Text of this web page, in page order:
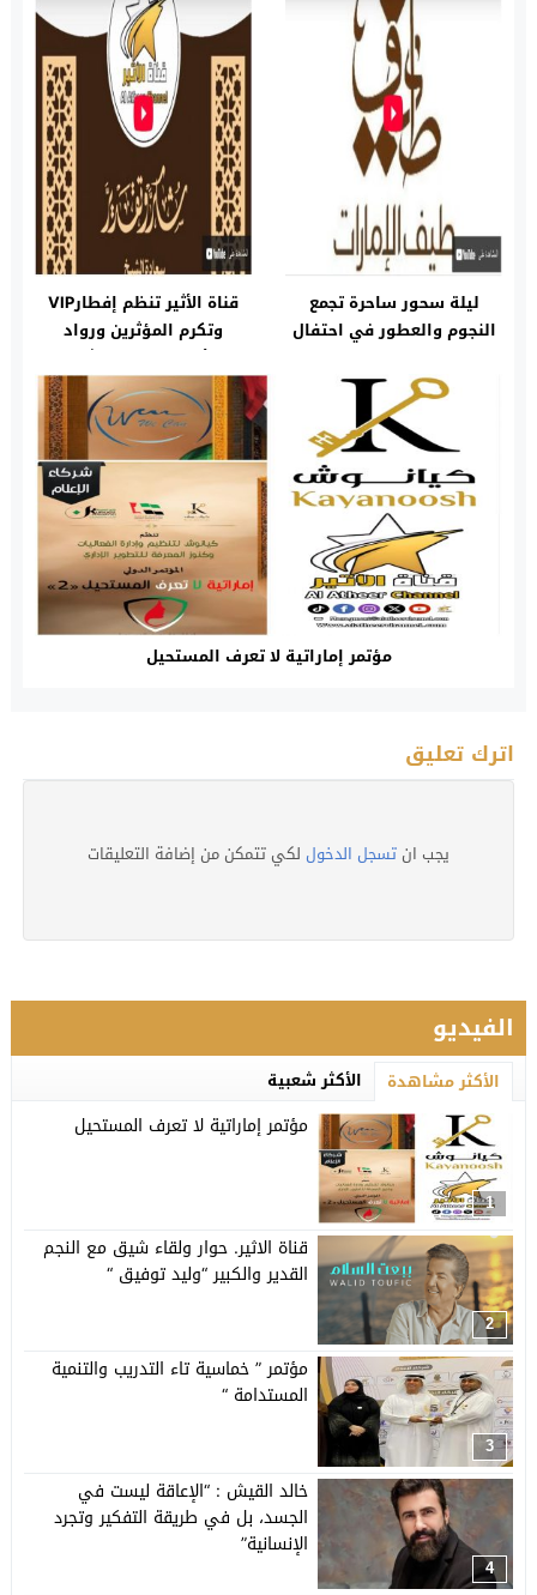
ليلة سحور ساحرة تجمع
النجوم والعطور في احتفال
تأسيسها
قناة الأثير تنظم إفطارVIP
وتكرم المؤثرين ورواد
الأعمال برعاية الشيخ
عبدالله بن علي المعلا
مؤتمر إماراتية لا تعرف المستحيل
اترك تعليق
يجب ان تسجل الدخول لكي تتمكن من إضافة التعليقات
الفيديو
الأكثر مشاهدة الأكثر شعبية
1
مؤتمر إماراتية لا تعرف المستحيل
2
قناة الاثير. حوار ولقاء شيق مع النجم
القدير والكبير “وليد توفيق “
3
مؤتمر ” خماسية تاء التدريب والتنمية
المستدامة “
4
خالد القيش : “الإعاقة ليست في
الجسد، بل في طريقة التفكير وتجرد
الإنسانية”